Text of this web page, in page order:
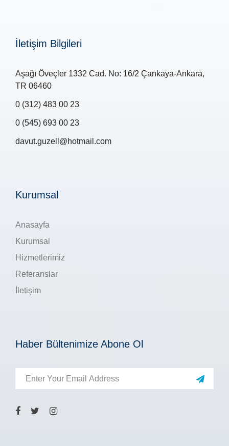
İletişim Bilgileri
Aşağı Öveçler 1332 Cad. No: 16/2 Çankaya-Ankara,
TR 06460
0 (312) 483 00 23
0 (545) 693 00 23
davut.guzell@hotmail.com
Kurumsal
Anasayfa
Kurumsal
Hizmetlerimiz
Referanslar
İletişim
Haber Bültenimize Abone Ol